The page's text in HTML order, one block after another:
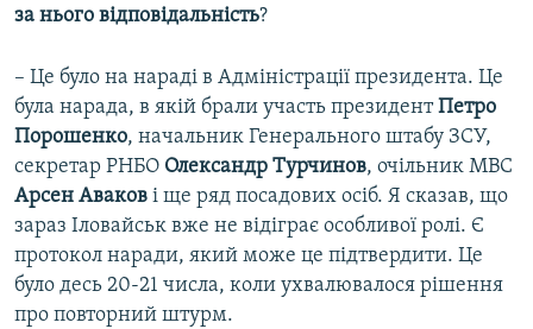
за нього відповідальність?
– Це було на нараді в Адміністрації президента. Це
була нарада, в якій брали участь президентПетро
Порошенко, начальник Генерального штабу ЗСУ,
секретар РНБО Олександр Турчинов, очільник МВС
Арсен Аваков і ще ряд посадових осіб. Я сказав, що
зараз Іловайськ вже не відіграє особливої ролі. Є
протокол наради, який може це підтвердити. Це
було десь 20-21 числа, коли ухвалювалося рішення
про повторний штурм.